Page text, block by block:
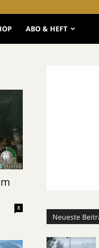
ABO & HEFT
8
Neueste